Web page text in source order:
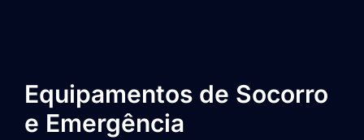
Equipamentos de Socorro
e Emergência